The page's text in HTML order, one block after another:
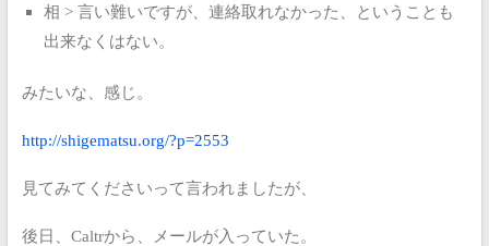
相 > 言い難いですが、連絡取れなかった、ということも
出来なくはない。
みたいな、感じ。
http://shigematsu.org/?p=2553
見てみてくださいって言われましたが、
後日、Caltrから、メールが入っていた。